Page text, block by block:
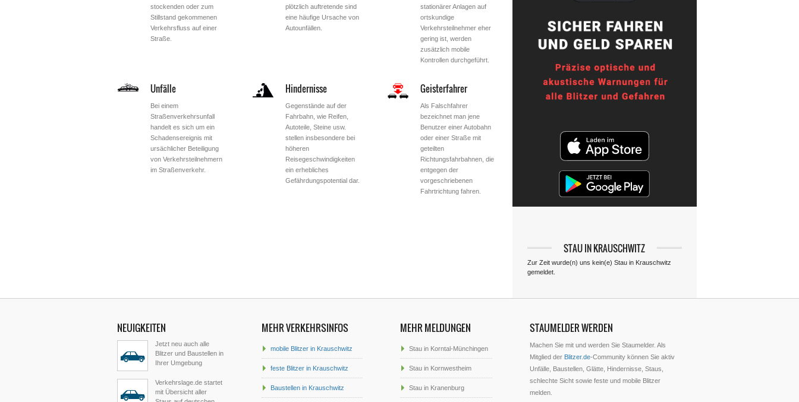
stockenden oder zum
Stillstand gekommenen
Verkehrsfluss auf einer
Straße.
plötzlich auftretende sind
eine häufige Ursache von
Autounfällen.
stationärer Anlagen auf
ortskundige
Verkehrsteilnehmer eher
gering ist, werden
zusätzlich mobile
Kontrollen durchgeführt.
Unfälle
Bei einem
Straßenverkehrsunfall
handelt es sich um ein
Schadensereignis mit
ursächlicher Beteiligung
von Verkehrsteilnehmern
im Straßenverkehr.
Hindernisse
Gegenstände auf der
Fahrbahn, wie Reifen,
Autoteile, Steine usw.
stellen insbesondere bei
höheren
Reisegeschwindigkeiten
ein erhebliches
Gefährdungspotential dar.
Geisterfahrer
Als Falschfahrer
bezeichnet man jene
Benutzer einer Autobahn
oder einer Straße mit
geteilten
Richtungsfahrbahnen, die
entgegen der
vorgeschriebenen
Fahrtrichtung fahren.
STAU IN KRAUSCHWITZ
Zur Zeit wurde(n) uns kein(e) Stau in Krauschwitz
gemeldet.
NEUIGKEITEN
Jetzt neu auch alle
Blitzer und Baustellen in
Ihrer Umgebung
Verkehrslage.de startet
mit Übersicht aller
MEHR VERKEHRSINFOS
mobile Blitzer in Krauschwitz
feste Blitzer in Krauschwitz
Baustellen in Krauschwitz
MEHR MELDUNGEN
Stau in Korntal-Münchingen
Stau in Kornwestheim
Stau in Kranenburg
STAUMELDER WERDEN
Machen Sie mit und werden Sie Staumelder. Als
Mitglied der Blitzer.de-Community können Sie aktiv
Unfälle, Baustellen, Glätte, Hindernisse, Staus,
schlechte Sicht sowie feste und mobile Blitzer
melden.